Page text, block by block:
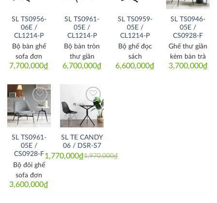
SL TS0956-
06E /
CL1214-P
7,700,000₫
Bộ bàn ghế
sofa đơn
SL TS0961-
05E /
CL1214-P
6,700,000₫
Bộ bàn tròn
thư giãn
SL TS0959-
05E /
CL1214-P
6,600,000₫
Bộ ghế đọc
sách
SL TS0946-
05E /
CS0928-F
3,700,000₫
Ghế thư giãn
kèm bàn trà
Thích
SL TS0961-
05E /
CS0928-F
3,600,000₫
Bộ đôi ghế
sofa đơn
Thích
SL TE CANDY
06 / DSR-S7
1,970,000₫
Original
1,770,000₫Current